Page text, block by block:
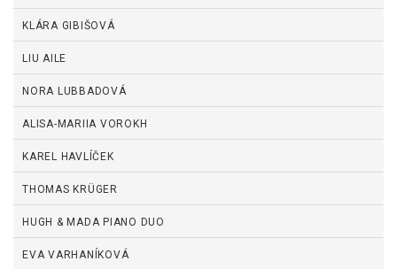
KLÁRA GIBIŠOVÁ
LIU AILE
NORA LUBBADOVÁ
ALISA-MARIIA VOROKH
KAREL HAVLÍČEK
THOMAS KRÜGER
HUGH & MADA PIANO DUO
EVA VARHANÍKOVÁ